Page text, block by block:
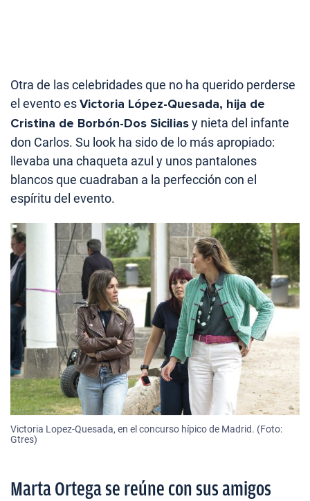
Otra de las celebridades que no ha querido perderse
el evento esVictoria López-Quesada, hija de
Cristina de Borbón-Dos Siciliasy nieta del infante
don Carlos. Su look ha sido de lo más apropiado:
llevaba una chaqueta azul y unos pantalones
blancos que cuadraban a la perfección con el
espíritu del evento.
Victoria Lopez-Quesada, en el concurso hípico de Madrid. (Foto:
Gtres)
Marta Ortega se reúne con sus amigos